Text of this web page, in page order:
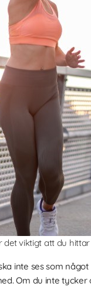
viktigt att du
inte ses som
Om du inte